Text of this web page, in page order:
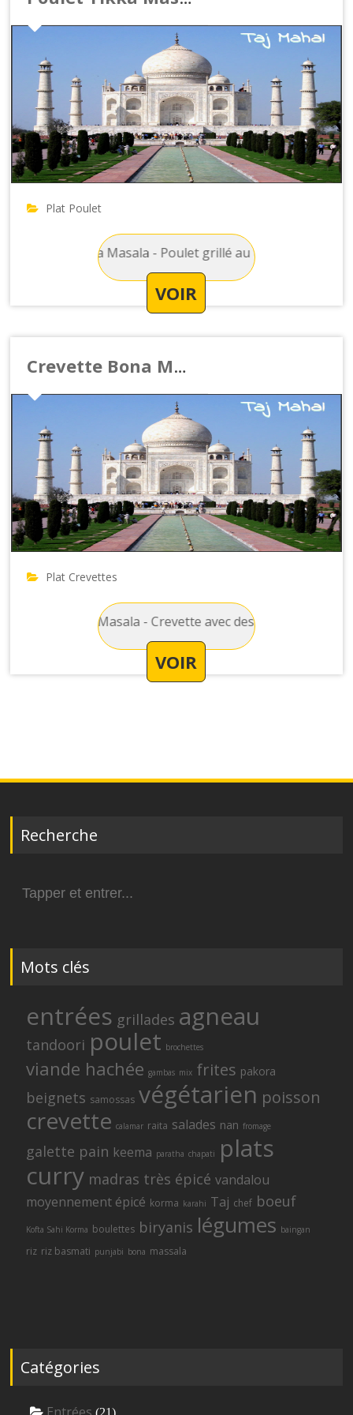
Plat Poulet
Tikka Masala - Poulet grillé au tandoor et cuisiné
VOIR
Crevette Bona Masala
Plat Crevettes
Bona Masala - Crevette avec des oignons, des
VOIR
Recherche
for:
Mots clés
entrées grillades agneau
tandoori poulet brochettes
viande hachée gambas mix frites pakora
beignets samossas végétarien poisson
crevette calamar raita salades nan fromage
galette pain keema paratha chapati
plats
curry madras très épicé vandalou
moyennement épicé korma karahi Taj chef boeuf
Kofta Sahi Korma boulettes biryanis légumes baingan
riz riz basmati punjabi bona massala
Catégories
(21)